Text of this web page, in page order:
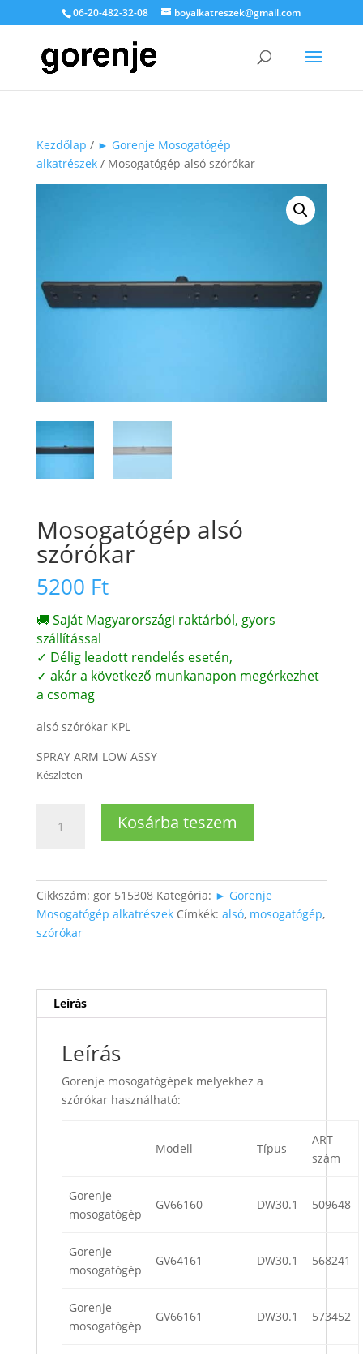
06-20-482-32-08 boyalkatreszek@gmail.com
Kezdőlap / ► Gorenje Mosogatógép
alkatrészek/ Mosogatógép alsó szórókar
Mosogatógép alsó
szórókar
5200 Ft
🚚 Saját Magyarországi raktárból, gyors
szállítással
✓ Délig leadott rendelés esetén,
✓ akár a következő munkanapon megérkezhet
a csomag
alsó szórókar KPL
SPRAY ARM LOW ASSY
Készleten
Kosárba teszem
Cikkszám: gor 515308 Kategória: ► Gorenje
Mosogatógép alkatrészek Címkék: alsó, mosogatógép,
szórókar
Leírás
Leírás
Gorenje mosogatógépek melyekhez a
szórókar használható:
Modell Típus
ART
szám
Gorenje
mosogatógép
GV66160 DW30.1 509648
Gorenje
mosogatógép
GV64161 DW30.1 568241
Gorenje
mosogatógép
GV66161 DW30.1 573452